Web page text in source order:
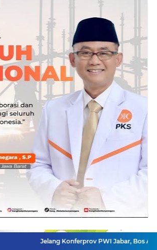
Jelang Konferprov PWI Jabar, Bos Ayo Media